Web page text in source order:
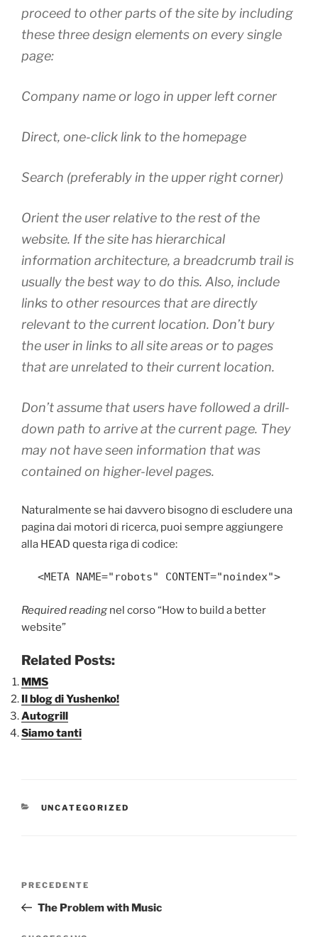
proceed to other parts of the site by including
these three design elements on every single
page:
Company name or logo in upper left corner
Direct, one-click link to the homepage
Search (preferably in the upper right corner)
Orient the user relative to the rest of the
website. If the site has hierarchical
information architecture, a breadcrumb trail is
usually the best way to do this. Also, include
links to other resources that are directly
relevant to the current location. Don’t bury
the user in links to all site areas or to pages
that are unrelated to their current location.
Don’t assume that users have followed a drill-
down path to arrive at the current page. They
may not have seen information that was
contained on higher-level pages.
Naturalmente se hai davvero bisogno di escludere una
pagina dai motori di ricerca, puoi sempre aggiungere
alla HEAD questa riga di codice:
<META NAME="robots" CONTENT="noindex">
Required reading nel corso “How to build a better
website”
Related Posts:
MMS
Il blog di Yushenko!
Autogrill
Siamo tanti
CATEGORIE
UNCATEGORIZED
Articolo
precedente:
PRECEDENTE
The Problem with Music